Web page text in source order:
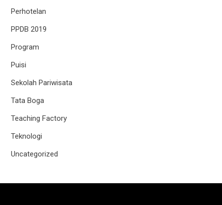
Perhotelan
PPDB 2019
Program
Puisi
Sekolah Pariwisata
Tata Boga
Teaching Factory
Teknologi
Uncategorized